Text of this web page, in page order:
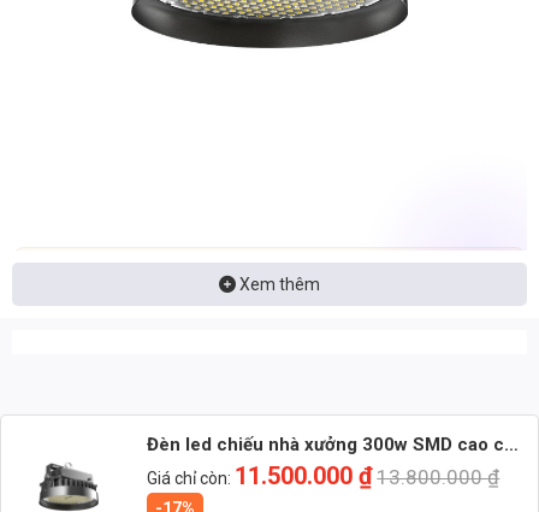
📩 Nhận báo giá đèn LED – tư vấn nhanh & giá tận xưởng
💬 Zalo 2 (Hỗ trợ nhanh)
Xem thêm
Đèn led chiếu nhà xưởng 300w SMD cao cấp
(TDL-AC412)
Giá chỉ còn: 11.500.000₫13.800.000₫